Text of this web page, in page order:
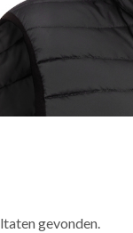
gevonden.